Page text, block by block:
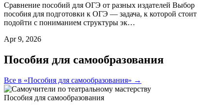
Сравнение пособий для ОГЭ от разных издателей Выбор
пособия для подготовки к ОГЭ — задача, к которой стоит
подойти с пониманием структуры эк…
Apr 9, 2026
Пособия для самообразования
Все в «Пособия для самообразования» →
Пособия для самообразования